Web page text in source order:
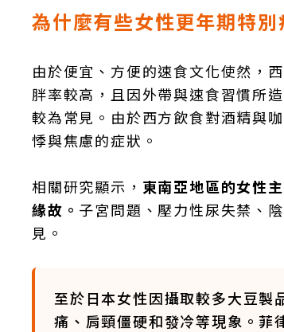
為什麼有些女性更年期特別
由於便宜、方便的速食文化使然，
胖率較高，且因外帶與速食習慣所
較為常見。由於西方飲食對酒精與
悸與焦慮的症狀。
相關研究顯示， 東南亞地區的女性
緣故。 子宮問題、壓力性尿失禁、
見。
至於日本女性因攝取較多大豆製
痛、肩頸僵硬和發冷等現象。菲